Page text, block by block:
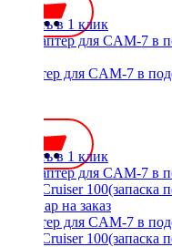
Купить в 1 клик
Адаптер для CAM-7 в
Купить в 1 клик
Адаптер для CAM-7 в
Land Cruiser